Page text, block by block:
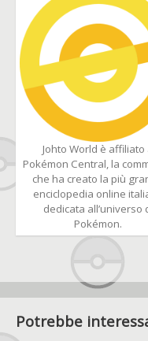
Johto World è affiliato
Pokémon Central, la
che ha creato la più
enciclopedia online
dedicata all’universo
Pokémon.
Potrebbe